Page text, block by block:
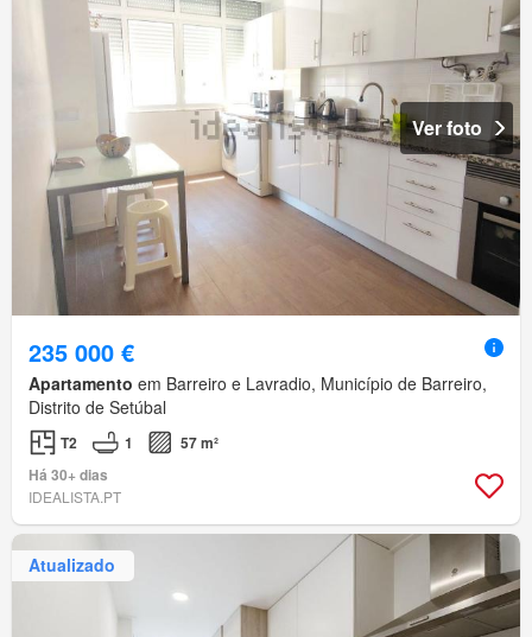
Ver foto
235 000 €
Apartamento em Barreiro e Lavradio, Município de Barreiro,
Distrito de Setúbal
T2 1
57 m²
Há 30+ dias
IDEALISTA.PT
Atualizado